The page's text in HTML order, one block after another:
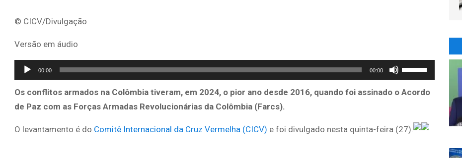
© CICV/Divulgação
Versão em áudio
Tocador
de
áudio
00:00 00:00
Use
as
setas
cima
Os conflitos armados na Colômbia tiveram, em 2024, o pior ano desde 2016, quando foi assinado o Acordo
de Paz com as Forças Armadas Revolucionárias da Colômbia (Farcs).
O levantamento é do Comitê Internacional da Cruz Vermelha (CICV) e foi divulgado nesta quinta-feira (27).